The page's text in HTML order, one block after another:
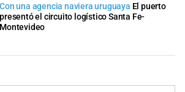
Con una agencia naviera uruguaya El puerto
presentó el circuito logístico Santa Fe-
Montevideo